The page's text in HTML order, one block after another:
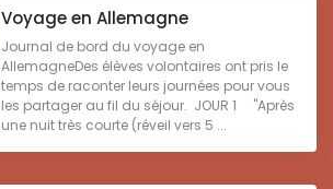
Voyage en Allemagne
Journal de bord du voyage en
AllemagneDes élèves volontaires ont pris le
temps de raconter leurs journées pour vous
les partager au fil du séjour. JOUR 1 "Après
une nuit très courte (réveil vers 5 ...